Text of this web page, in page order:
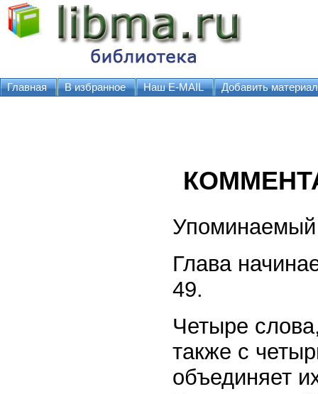
Главная В избранное Наш E-MAIL Добавить материал
Глава
49.
Четыре
также с
объединяет